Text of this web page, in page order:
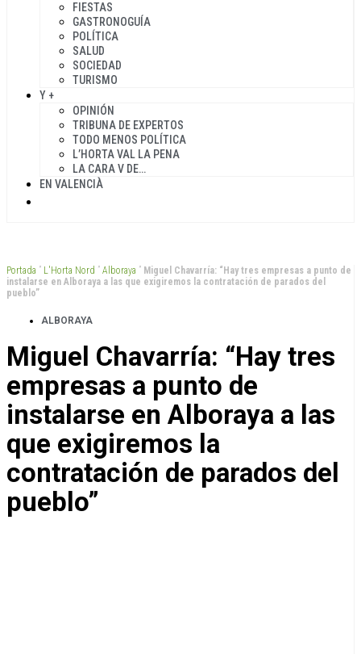
FIESTAS
GASTRONOGUÍA
POLÍTICA
SALUD
SOCIEDAD
TURISMO
Y +
OPINIÓN
TRIBUNA DE EXPERTOS
TODO MENOS POLÍTICA
L’HORTA VAL LA PENA
LA CARA V DE…
EN VALENCIÀ
Portada ” L'Horta Nord ” Alboraya ” Miguel Chavarría: “Hay tres empresas a punto de
instalarse en Alboraya a las que exigiremos la contratación de parados del
pueblo”
ALBORAYA
Miguel Chavarría: “Hay tres
empresas a punto de
instalarse en Alboraya a las
que exigiremos la
contratación de parados del
pueblo”